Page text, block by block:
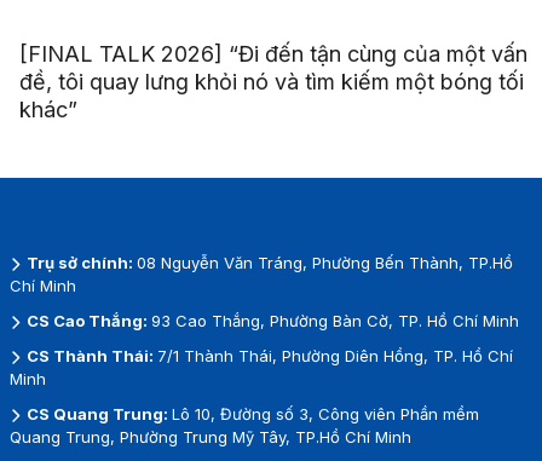
[FINAL TALK 2026] “Đi đến tận cùng của một vấn
đề, tôi quay lưng khỏi nó và tìm kiếm một bóng tối
khác”
Trụ sở chính: 08 Nguyễn Văn Tráng, Phường Bến Thành, TP.Hồ
Chí Minh
CS Cao Thắng: 93 Cao Thắng, Phường Bàn Cờ, TP. Hồ Chí Minh
CS Thành Thái: 7/1 Thành Thái, Phường Diên Hồng, TP. Hồ Chí
Minh
CS Quang Trung: Lô 10, Đường số 3, Công viên Phần mềm
Quang Trung, Phường Trung Mỹ Tây, TP.Hồ Chí Minh